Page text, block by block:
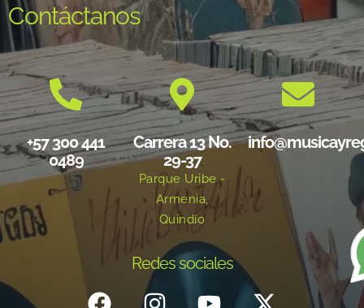
Contáctanos
+57 300 441
0489
Carrera 13 No.
29-37
Parque Uribe -
Armenia,
Quindío
Redes sociales